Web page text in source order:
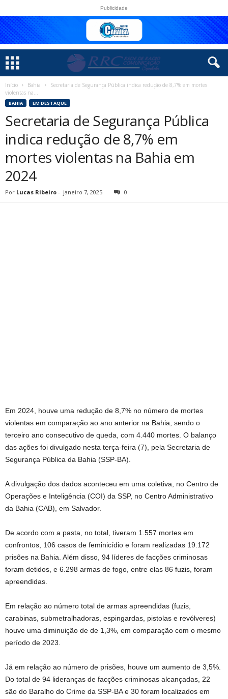
Publicidade
Início Bahia
Secretaria de Segurança Pública indica redução de 8,7% em mortes
violentas na...
BAHIA EM DESTAQUE
Secretaria de Segurança Pública
indica redução de 8,7% em
mortes violentas na Bahia em
2024
Por Lucas Ribeiro - janeiro 7, 2025 0
Em 2024, houve uma redução de 8,7% no número de mortes
violentas em comparação ao ano anterior na Bahia, sendo o
terceiro ano consecutivo de queda, com 4.440 mortes. O balanço
das ações foi divulgado nesta terça-feira (7), pela Secretaria de
Segurança Pública da Bahia (SSP-BA).
A divulgação dos dados aconteceu em uma coletiva, no Centro de
Operações e Inteligência (COI) da SSP, no Centro Administrativo
da Bahia (CAB), em Salvador.
De acordo com a pasta, no total, tiveram 1.557 mortes em
confrontos, 106 casos de feminicídio e foram realizadas 19.172
prisões na Bahia. Além disso, 94 líderes de facções criminosas
foram detidos, e 6.298 armas de fogo, entre elas 86 fuzis, foram
apreendidas.
Em relação ao número total de armas apreendidas (fuzis,
carabinas, submetralhadoras, espingardas, pistolas e revólveres)
houve uma diminuição de de 1,3%, em comparação com o mesmo
período de 2023.
Já em relação ao número de prisões, houve um aumento de 3,5%.
Do total de 94 lideranças de facções criminosas alcançadas, 22
são do Baralho do Crime da SSP-BA e 30 foram localizados em